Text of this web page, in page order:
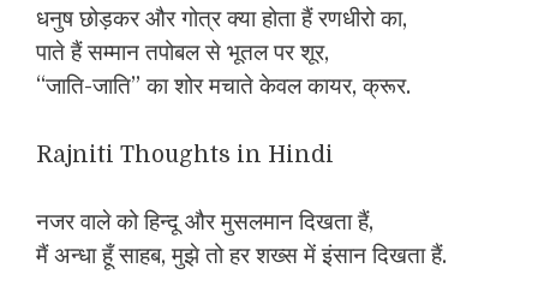
धनुष छोड़कर और गोत्र क्या होता हैं रणधीरो का,
पाते हैं सम्मान तपोबल से भूतल पर शूर,
“जाति-जाति” का शोर मचाते केवल कायर, क्रूर.
Rajniti Thoughts in Hindi
नजर वाले को हिन्दू और मुसलमान दिखता हैं,
मैं अन्धा हूँ साहब, मुझे तो हर शख्स में इंसान दिखता हैं.